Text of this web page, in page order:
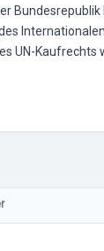
UN-Kaufrechts